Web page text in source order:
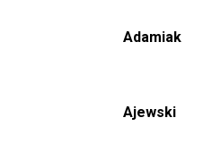
Adamiak
Ajewski